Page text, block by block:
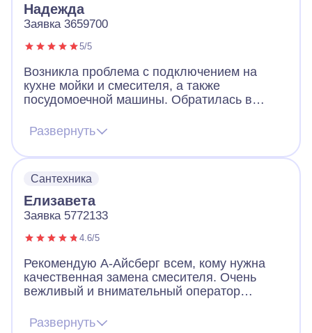
Надежда
Заявка 3659700
5/5
Возникла проблема с подключением на
кухне мойки и смесителя, а также
посудомоечной машины. Обратилась в
Мастер перезвонил в течение двух часов
после оформления заявки, и через полчаса
приехал. Сам съездил за деталями в
работу. Оплата заказа была по
прейскуранту. После работы мастера не
осталось вопросов. Все работает исправно.
Развернуть
Сантехника
Елизавета
Заявка 5772133
4.6/5
Рекомендую А-Айсберг всем, кому нужна
качественная замена смесителя. Очень
вежливый и внимательный оператор
приедет через час. Мне не нужно было так
Развернуть